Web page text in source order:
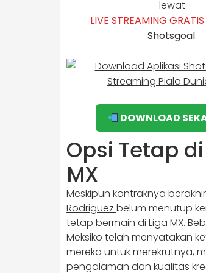
lewat
LIVE STREAMING GRATIS
Shotsgoal.
DOWNLOAD
Opsi Tetap
MX
Meskipun kontraknya
Rodriguez belum menutup
tetap bermain di Liga MX.
Meksiko telah menyatakan
mereka untuk merekrutnya,
pengalaman dan kualitas